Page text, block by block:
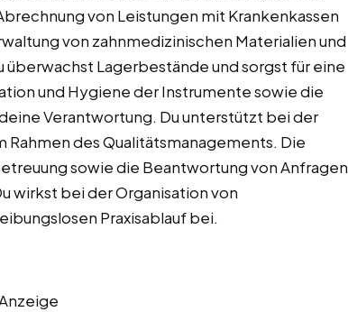
von Leistungen mit Krankenkassen
von zahnmedizinischen Materialien und
Lagerbestände und sorgst für eine
und Hygiene der Instrumente sowie die
Verantwortung. Du unterstützt bei der
des Qualitätsmanagements. Die
sowie die Beantwortung von Anfragen
wirkst bei der Organisation von
Praxisablauf bei.